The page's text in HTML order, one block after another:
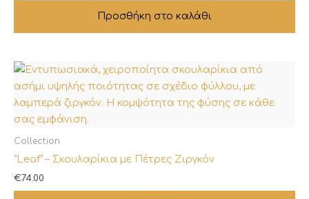
Προσθήκη στο καλάθι
Collection
“Leaf” – Σκουλαρίκια με Πέτρες Ζιργκόν
€74.00
Αυτό
το
προϊόν
έχει